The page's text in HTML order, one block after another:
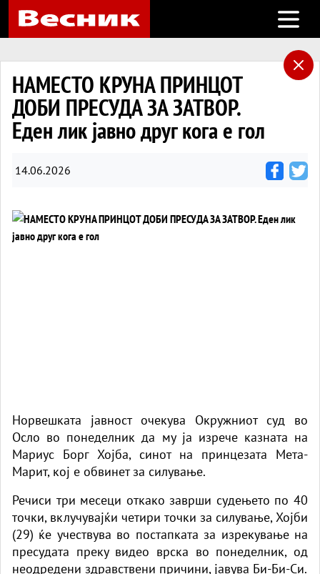
Open
НАМЕСТО КРУНА ПРИНЦОТ
ДОБИ ПРЕСУДА ЗА ЗАТВОР.
Еден лик јавно друг кога е гол
14.06.2026
Норвешката јавност очекува Окружниот суд во
Осло во понеделник да му ја изрече казната на
Мариус Борг Хојба, синот на принцезата Мета-
Марит, кој е обвинет за силување.
Речиси три месеци откако заврши судењето по 40
точки, вклучувајќи четири точки за силување, Хојби
(29) ќе учествува во постапката за изрекување на
пресудата преку видео врска во понеделник, од
неодредени здравствени причини, јавува Би-Би-Си.